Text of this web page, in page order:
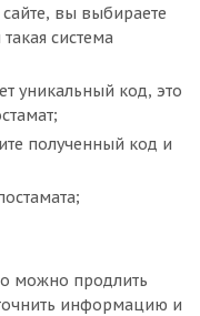
вы выбираете
система
уникальный код, это
полученный код и
можно продлить
информацию и